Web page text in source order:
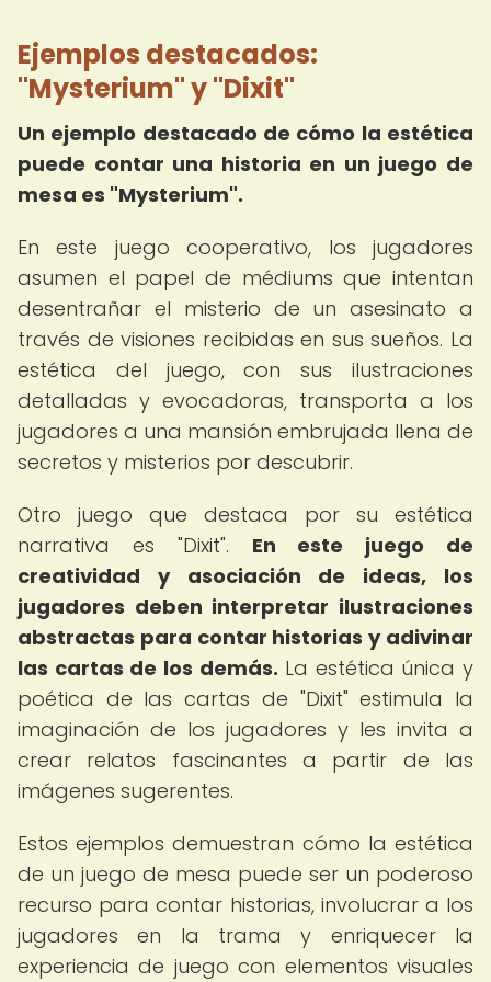
Ejemplos destacados:
"Mysterium" y "Dixit"
Un ejemplo destacado de cómo la estética
puede contar una historia en un juego de
mesa es "Mysterium".
En este juego cooperativo, los jugadores
asumen el papel de médiums que intentan
desentrañar el misterio de un asesinato a
través de visiones recibidas en sus sueños. La
estética del juego, con sus ilustraciones
detalladas y evocadoras, transporta a los
jugadores a una mansión embrujada llena de
secretos y misterios por descubrir.
Otro juego que destaca por su estética
narrativa es "Dixit". En este juego de
creatividad y asociación de ideas, los
jugadores deben interpretar ilustraciones
abstractas para contar historias y adivinar
las cartas de los demás. La estética única y
poética de las cartas de "Dixit" estimula la
imaginación de los jugadores y les invita a
crear relatos fascinantes a partir de las
imágenes sugerentes.
Estos ejemplos demuestran cómo la estética
de un juego de mesa puede ser un poderoso
recurso para contar historias, involucrar a los
jugadores en la trama y enriquecer la
experiencia de juego con elementos visuales